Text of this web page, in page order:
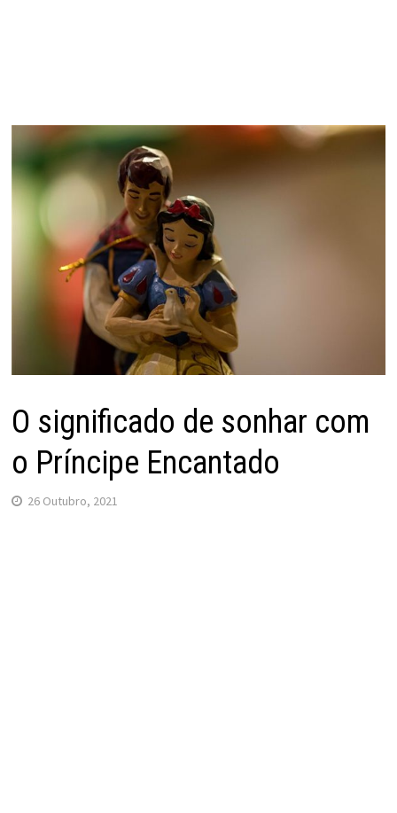
O significado de sonhar com
o Príncipe Encantado
26 Outubro, 2021